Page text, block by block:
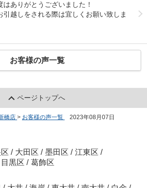
はありがとうございました！
引越しをされる際は宜しくお願い致しま
お客様の声一覧
ページトップへ
橋店 > お客様の声一覧 2023年08月07日
/ 大田区 / 墨田区 / 江東区 /
目黒区 / 葛飾区